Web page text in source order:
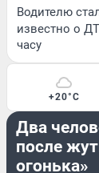
Водителю
известно о
часу
+20°C
ПРОИСШЕСТВИЯ
Два
после
огонька»